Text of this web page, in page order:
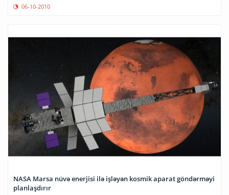
06-10-2010
NASA Marsa nüvə enerjisi ilə işləyən kosmik aparat göndərməyi
planlaşdırır